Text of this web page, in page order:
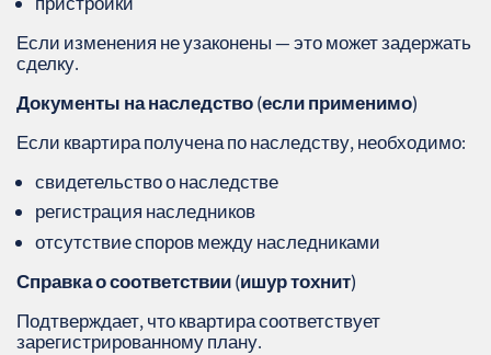
Если изменения не узаконены — это может задержать
сделку.
Документы на наследство (если применимо)
Если квартира получена по наследству, необходимо:
свидетельство о наследстве
регистрация наследников
отсутствие споров между наследниками
Справка о соответствии (ишур тохнит)
Подтверждает, что квартира соответствует
зарегистрированному плану.